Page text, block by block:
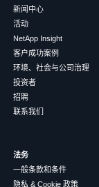
新闻中心
活动
NetApp Insight
客户成功案例
环境、社会与公司治理
投资者
招聘
联系我们
法务
一般条款和条件
隐私 & Cookie 政策